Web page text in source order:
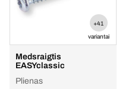
+41
variantai
Medsraigtis
EASYclassic
Plienas